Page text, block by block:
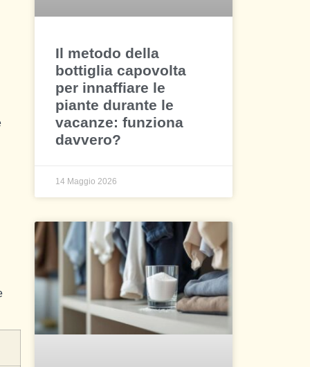
Il metodo della
bottiglia capovolta
per innaffiare le
piante durante le
vacanze: funziona
davvero?
14 Maggio 2026